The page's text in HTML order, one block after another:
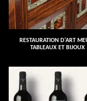
RESTAURATION D'ART
TABLEAUX ET BIJOUX